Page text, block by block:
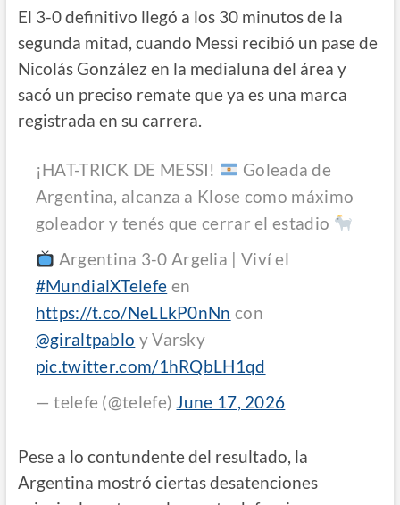
El 3-0 definitivo llegó a los 30 minutos de la
segunda mitad, cuando Messi recibió un pase de
Nicolás González en la medialuna del área y
sacó un preciso remate que ya es una marca
registrada en su carrera.
¡HAT-TRICK DE MESSI!
Goleada de
Argentina, alcanza a Klose como máximo
goleador y tenés que cerrar el estadio
Argentina 3-0 Argelia | Viví el
#MundialXTelefe en
https://t.co/NeLLkP0nNn con
@giraltpablo y Varsky
pic.twitter.com/1hRQbLH1qd
— telefe (@telefe) June 17, 2026
Pese a lo contundente del resultado, la
Argentina mostró ciertas desatenciones